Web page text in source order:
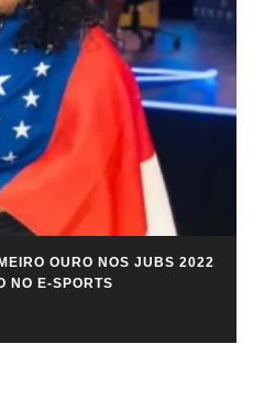
OURO NOS JUBS 2022
NO E-SPORTS